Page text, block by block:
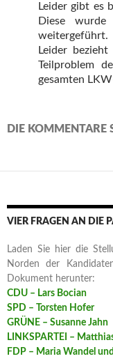
Leider gibt es
Diese
weitergeführt.
Leider
Teilproblem
gesamten
DIE KOMMENTARE
VIER FRAGEN AN DIE
Laden Sie hier die
Norden der
Dokument herunter:
CDU – Lars Bocian
SPD – Torsten Hofer
GRÜNE – Susanne Jahn
LINKSPARTEI –
FDP – Maria Wandel